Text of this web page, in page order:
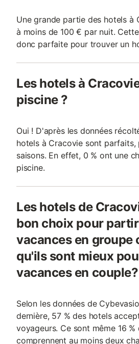
Une grande partie des hotels à
à moins de 100 € par nuit.
donc parfaite pour trouver un
Les hotels à
piscine ?
Oui ! D'après les données
hotels à Cracovie sont parfaits,
saisons. En effet, 0 % ont une
piscine.
Les hotels de
bon choix pour
vacances en groupe
qu'ils sont mieux
vacances en couple?
Selon les données de
dernière, 57 % des hotels
voyageurs. Ce sont même 16
comprennent au moins deux